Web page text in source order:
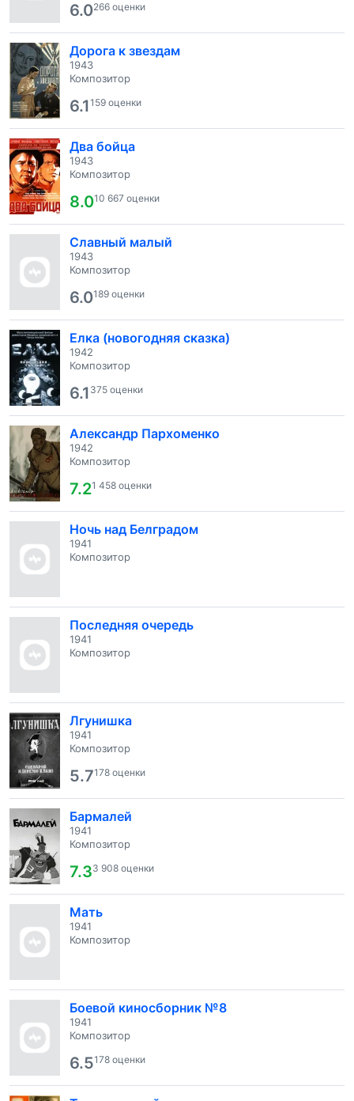
6.0266 оценки
Дорога к звездам
1943
Композитор
6.1159 оценки
Два бойца
1943
Композитор
8.010 667 оценки
Славный малый
1943
Композитор
6.0189 оценки
Елка (новогодняя сказка)
1942
Композитор
6.1 375 оценки
Александр Пархоменко
1942
Композитор
7.21 458 оценки
Ночь над Белградом
1941
Композитор
Последняя очередь
1941
Композитор
Лгунишка
1941
Композитор
5.7178 оценки
Бармалей
1941
Композитор
7.33 908 оценки
Мать
1941
Композитор
Боевой киносборник №8
1941
Композитор
6.5178 оценки